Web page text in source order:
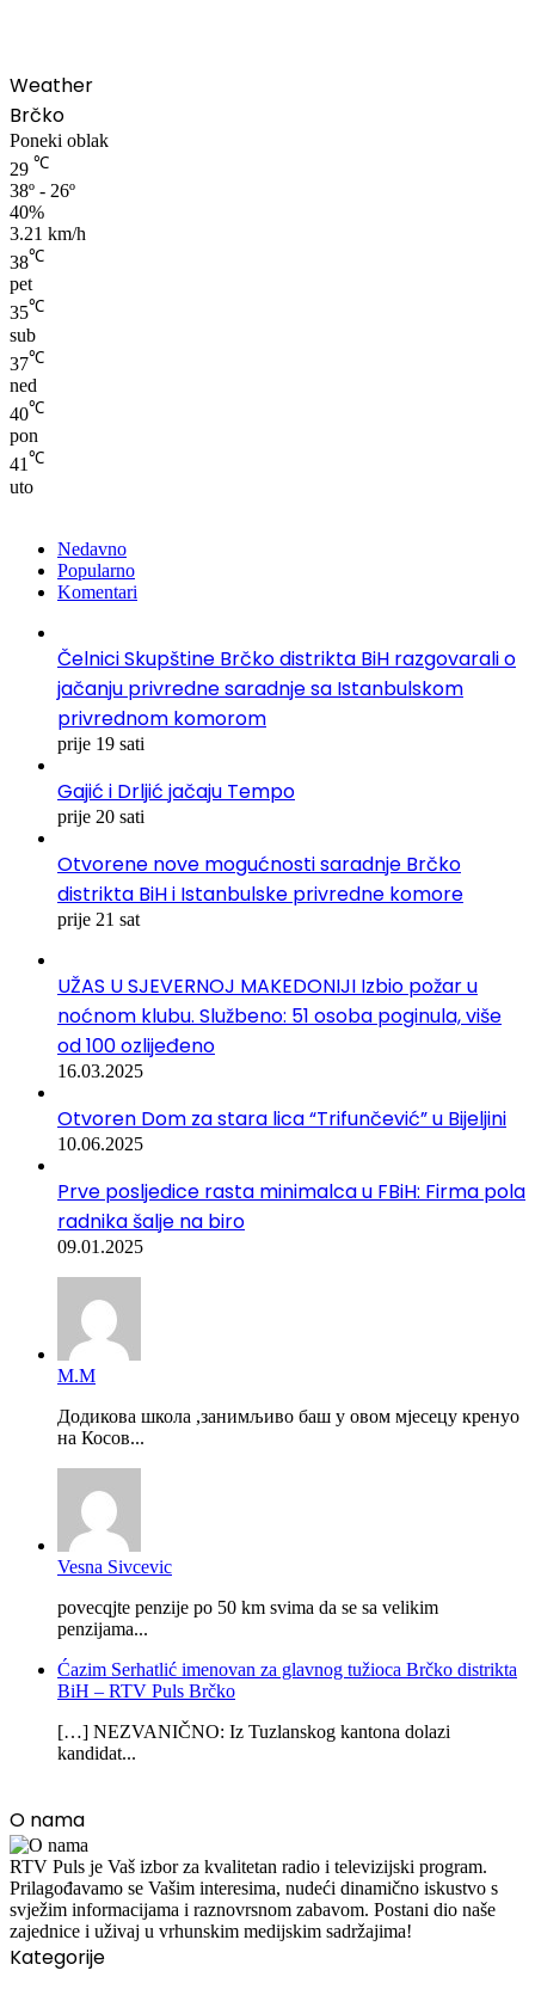
Weather
Brčko
Poneki oblak
29 ℃
38º - 26º
40%
3.21 km/h
38℃
pet
35℃
sub
37℃
ned
40℃
pon
41℃
uto
Nedavno
Popularno
Komentari
Čelnici Skupštine Brčko distrikta BiH razgovarali o
jačanju privredne saradnje sa Istanbulskom
privrednom komorom
prije 19 sati
Gajić i Drljić jačaju Tempo
prije 20 sati
Otvorene nove mogućnosti saradnje Brčko
distrikta BiH i Istanbulske privredne komore
prije 21 sat
UŽAS U SJEVERNOJ MAKEDONIJI Izbio požar u
noćnom klubu. Službeno: 51 osoba poginula, više
od 100 ozlijeđeno
16.03.2025
Otvoren Dom za stara lica “Trifunčević” u Bijeljini
10.06.2025
Prve posljedice rasta minimalca u FBiH: Firma pola
radnika šalje na biro
09.01.2025
М.М
Додикова школа ,занимљиво баш у овом мјесецу кренуо
на Косов...
Vesna Sivcevic
povecqjte penzije po 50 km svima da se sa velikim
penzijama...
Ćazim Serhatlić imenovan za glavnog tužioca Brčko distrikta
BiH – RTV Puls Brčko
[…] NEZVANIČNO: Iz Tuzlanskog kantona dolazi
kandidat...
O nama
RTV Puls je Vaš izbor za kvalitetan radio i televizijski program.
Prilagođavamo se Vašim interesima, nudeći dinamično iskustvo s
svježim informacijama i raznovrsnom zabavom. Postani dio naše
zajednice i uživaj u vrhunskim medijskim sadržajima!
Kategorije